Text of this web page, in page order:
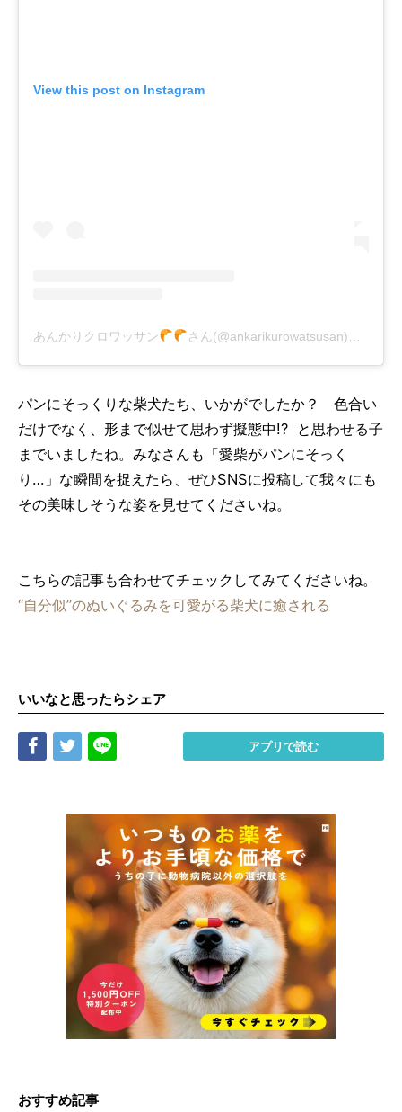
View this post on Instagram
あんかりクロワッサン さん(@ankarikurowatsusan)がシェアした投稿
パンにそっくりな柴犬たち、いかがでしたか？ 色合い
だけでなく、形まで似せて思わず擬態中!? と思わせる子
までいましたね。みなさんも「愛柴がパンにそっく
り…」な瞬間を捉えたら、ぜひSNSに投稿して我々にも
その美味しそうな姿を見せてくださいね。
こちらの記事も合わせてチェックしてみてくださいね。
“自分似”のぬいぐるみを可愛がる柴犬に癒される
いいなと思ったらシェア
Share Tweet アプリで読む
おすすめ記事